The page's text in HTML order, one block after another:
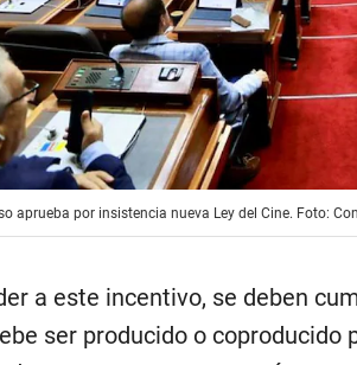
aprueba por insistencia nueva Ley del Cine. Foto:
a este incentivo, se deben
ser producido o coproducido